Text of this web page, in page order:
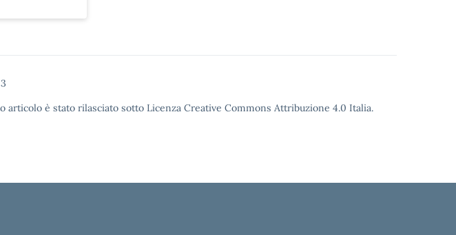
articolo è stato rilasciato sotto Licenza Creative Commons Attribuzione 4.0 Italia.